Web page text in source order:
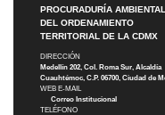
PROCURADURÍA
DEL ORDENAMIENTO
TERRITORIAL DE LA CDMX
DIRECCIÓN
Medellín 202, Col. Roma Sur, Alcaldía
Cuauhtémoc, C.P. 06700, Ciudad de
WEB E-MAIL
Correo Institucional
TELÉFONO